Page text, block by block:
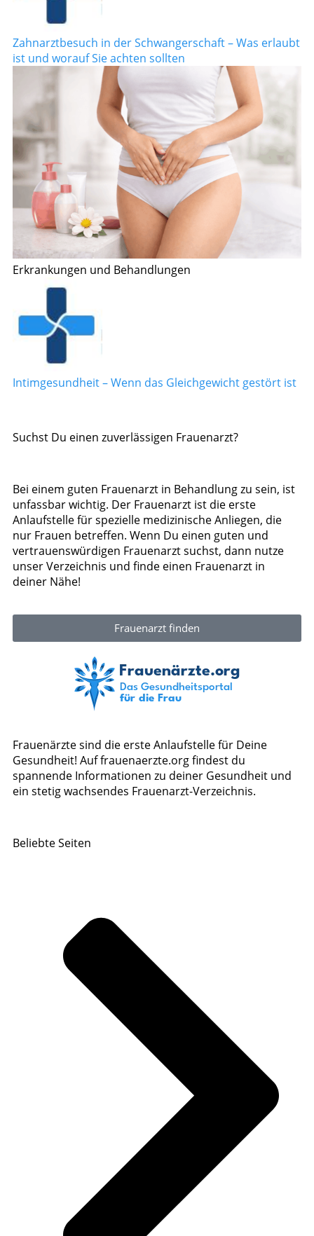
Zahnarztbesuch in der Schwangerschaft – Was erlaubt
ist und worauf Sie achten sollten
Erkrankungen und Behandlungen
Intimgesundheit – Wenn das Gleichgewicht gestört ist
Suchst Du einen zuverlässigen Frauenarzt?
Bei einem guten Frauenarzt in Behandlung zu sein, ist
unfassbar wichtig. Der Frauenarzt ist die erste
Anlaufstelle für spezielle medizinische Anliegen, die
nur Frauen betreffen. Wenn Du einen guten und
vertrauenswürdigen Frauenarzt suchst, dann nutze
unser Verzeichnis und finde einen Frauenarzt in
deiner Nähe!
Frauenarzt finden
Frauenärzte sind die erste Anlaufstelle für Deine
Gesundheit! Auf frauenaerzte.org findest du
spannende Informationen zu deiner Gesundheit und
ein stetig wachsendes Frauenarzt-Verzeichnis.
Beliebte Seiten